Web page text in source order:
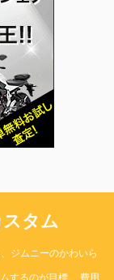
タム
ジムニーのかわいら
するのが目標。 費用